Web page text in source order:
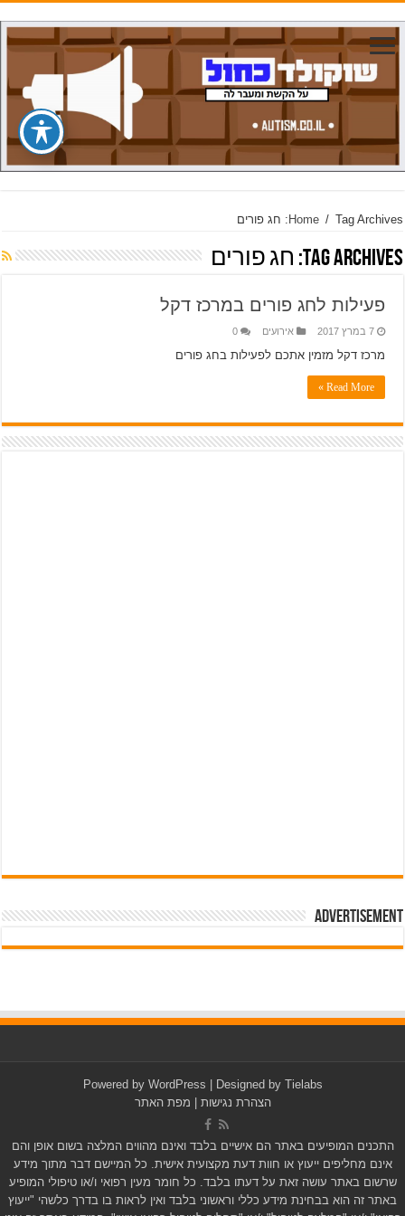
Home / Tag Archives: חג פורים
Tag Archives: חג פורים
פעילות לחג פורים במרכז דקל
7 במרץ 2017 אירועים 0
מרכז דקל מזמין אתכם לפעילות בחג פורים
Read More »
Advertisement
Powered by WordPress | Designed by Tielabs
הצהרת נגישות
מפת האתר
התכנים המופיעים באתר הם אישיים בלבד ואינם מהווים המלצה בשום אופן והם
אינם מחליפים ייעוץ או חוות דעת מקצועית אישית. כל המיישם דבר מתוך מידע
שרשום באתר עושה זאת על דעתו בלבד. כל חומר מעין רפואי ו/או טיפולי המופיע
באתר זה הוא בבחינת מידע כללי וראשוני בלבד ואין לראות בו בדרך כלשהי "ייעוץ